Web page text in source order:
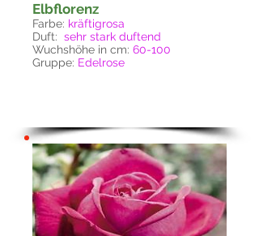
Elbflorenz
Farbe: kräftigrosa
Duft: sehr stark duftend
Wuchshöhe in cm: 60-100
Gruppe: Edelrose